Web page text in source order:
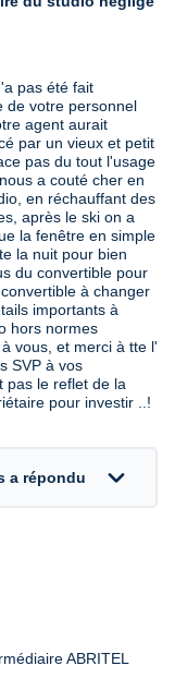
pas été fait
de votre personnel
agent aurait
par un vieux et petit
pas du tout l'usage
a couté cher en
en réchauffant des
après le ski on a
la fenêtre en simple
la nuit pour bien
du convertible pour
à changer
importants à
hors normes
vous, et merci à tte l'
SVP à vos
pas le reflet de la
pour investir ..!
a répondu expand_more
ABRITEL